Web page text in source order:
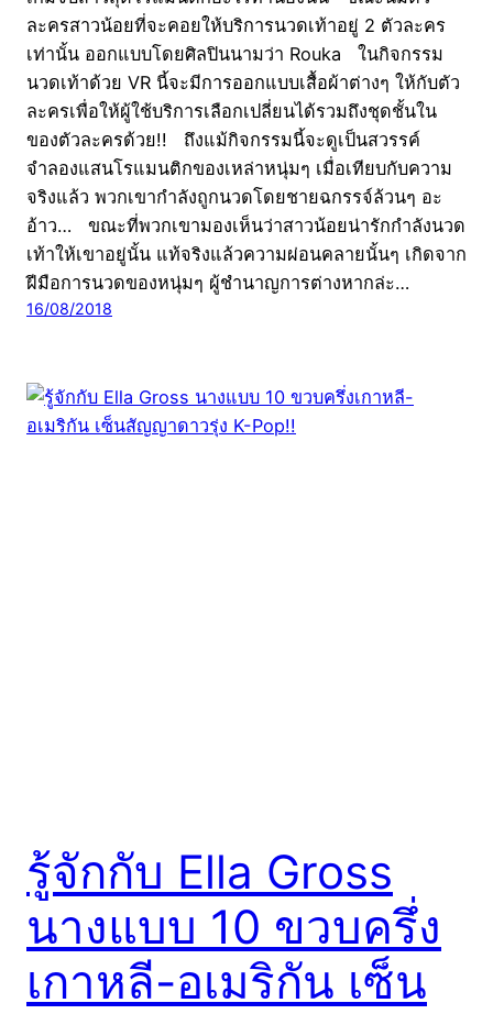
ละครสาวน้อยที่จะคอยให้บริการนวดเท้าอยู่ 2 ตัวละคร
เท่านั้น ออกแบบโดยศิลปินนามว่า Rouka ในกิจกรรม
นวดเท้าด้วย VR นี้จะมีการออกแบบเสื้อผ้าต่างๆ ให้กับตัว
ละครเพื่อให้ผู้ใช้บริการเลือกเปลี่ยนได้รวมถึงชุดชั้นใน
ของตัวละครด้วย!! ถึงแม้กิจกรรมนี้จะดูเป็นสวรรค์
จำลองแสนโรแมนติกของเหล่าหนุ่มๆ เมื่อเทียบกับความ
จริงแล้ว พวกเขากำลังถูกนวดโดยชายฉกรรจ์ล้วนๆ อะ
อ้าว… ขณะที่พวกเขามองเห็นว่าสาวน้อยน่ารักกำลังนวด
เท้าให้เขาอยู่นั้น แท้จริงแล้วความผ่อนคลายนั้นๆ เกิดจาก
ฝีมือการนวดของหนุ่มๆ ผู้ชำนาญการต่างหากล่ะ…
16/08/2018
รู้จักกับ Ella Gross
นางแบบ 10 ขวบครึ่ง
เกาหลี-อเมริกัน เซ็น